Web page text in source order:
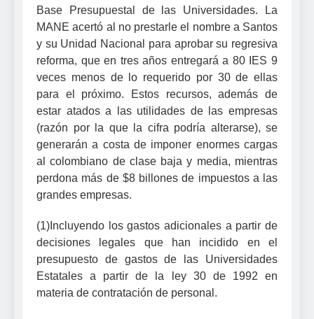
Base Presupuestal de las Universidades. La
MANE acertó al no prestarle el nombre a Santos
y su Unidad Nacional para aprobar su regresiva
reforma, que en tres años entregará a 80 IES 9
veces menos de lo requerido por 30 de ellas
para el próximo. Estos recursos, además de
estar atados a las utilidades de las empresas
(razón por la que la cifra podría alterarse), se
generarán a costa de imponer enormes cargas
al colombiano de clase baja y media, mientras
perdona más de $8 billones de impuestos a las
grandes empresas.
(1)Incluyendo los gastos adicionales a partir de
decisiones legales que han incidido en el
presupuesto de gastos de las Universidades
Estatales a partir de la ley 30 de 1992 en
materia de contratación de personal.